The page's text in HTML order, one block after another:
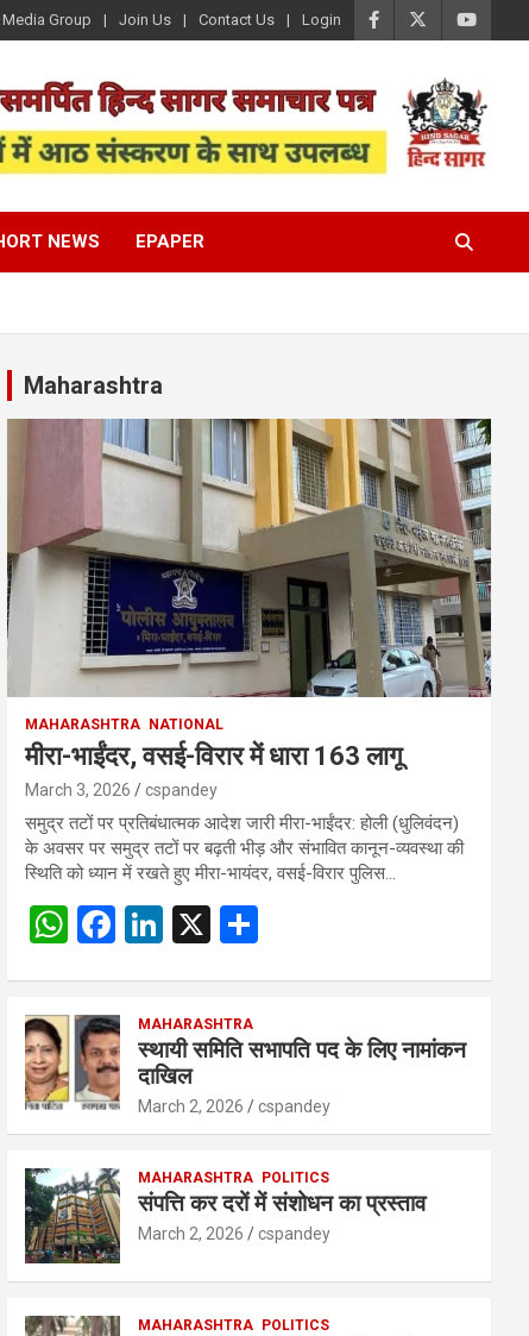
Group Join Us Contact Us Login
NEWS EPAPER
Maharashtra
MAHARASHTRA NATIONAL
मीरा-भाईंदर, वसई-विरार में धारा 163 लागू
March 3, 2026 cspandey
समुद्र तटों पर प्रतिबंधात्मक आदेश जारी मीरा-भाईंदर: होली (धुलिवंदन)
के अवसर पर समुद्र तटों पर बढ़ती भीड़ और संभावित कानून-व्यवस्था की
स्थिति को ध्यान में रखते हुए मीरा-भायंदर, वसई-विरार पुलिस…
W
s
A
p
F
b
o
o
Li
dI
n
X
e
MAHARASHTRA
स्थायी समिति सभापति पद के लिए नामांकन
दाखिल
March 2, 2026 cspandey
MAHARASHTRA POLITICS
संपत्ति कर दरों में संशोधन का प्रस्ताव
March 2, 2026 cspandey
MAHARASHTRA POLITICS